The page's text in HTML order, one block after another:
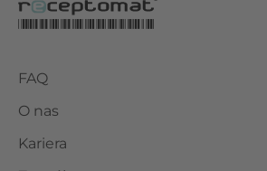
FAQ
O nas
Kariera